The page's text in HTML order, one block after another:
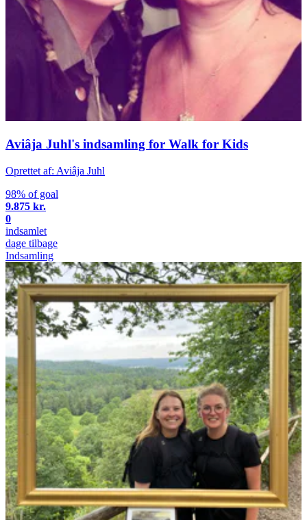
Aviâja Juhl's indsamling for Walk for Kids
Oprettet af: Aviâja Juhl
98% of goal
9.875 kr.
0
indsamlet
dage tilbage
Indsamling